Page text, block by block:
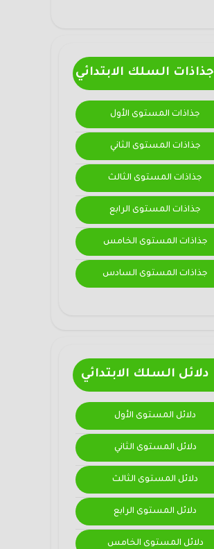
جذاذات السلك الابتدائي
جذاذات المستوى الأول
جذاذات المستوى الثاني
جذاذات المستوى الثالث
جذاذات المستوى الرابع
جذاذات المستوى الخامس
جذاذات المستوى السادس
دلائل السلك الابتدائي
دلائل المستوى الأول
دلائل المستوى الثاني
دلائل المستوى الثالث
دلائل المستوى الرابع
دلائل المستوى الخامس